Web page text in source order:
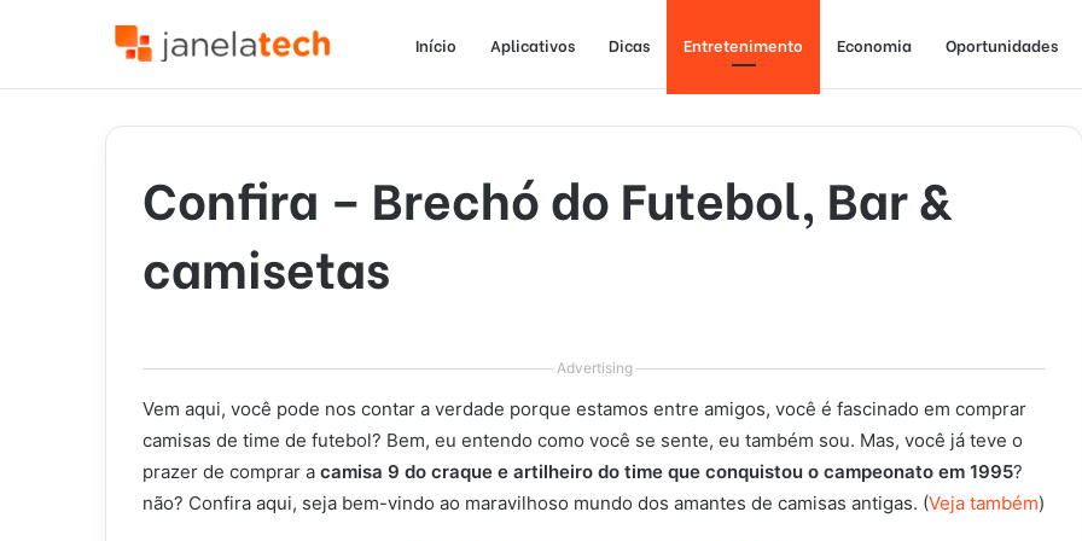
Início Aplicativos Dicas Entretenimento Economia Oportunidades
Confira – Brechó do Futebol, Bar &
camisetas
Advertising
Vem aqui, você pode nos contar a verdade porque estamos entre amigos, você é fascinado em comprar
camisas de time de futebol? Bem, eu entendo como você se sente, eu também sou. Mas, você já teve o
prazer de comprar a camisa 9 do craque e artilheiro do time que conquistou o campeonato em 1995?
não? Confira aqui, seja bem-vindo ao maravilhoso mundo dos amantes de camisas antigas. (Veja também)